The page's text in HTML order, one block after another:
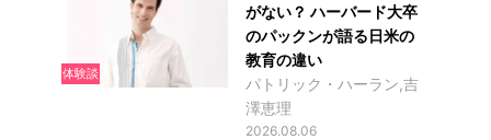
体験談
がない？ ハーバード大卒
のパックンが語る日米の
教育の違い
パトリック・ハーラン,吉
澤恵理
2026.08.06